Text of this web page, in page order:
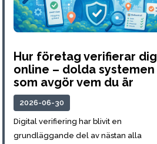
Hur företag verifierar dig
online – dolda systemen
som avgör vem du är
2026-06-30
Digital verifiering har blivit en
grundläggande del av nästan alla